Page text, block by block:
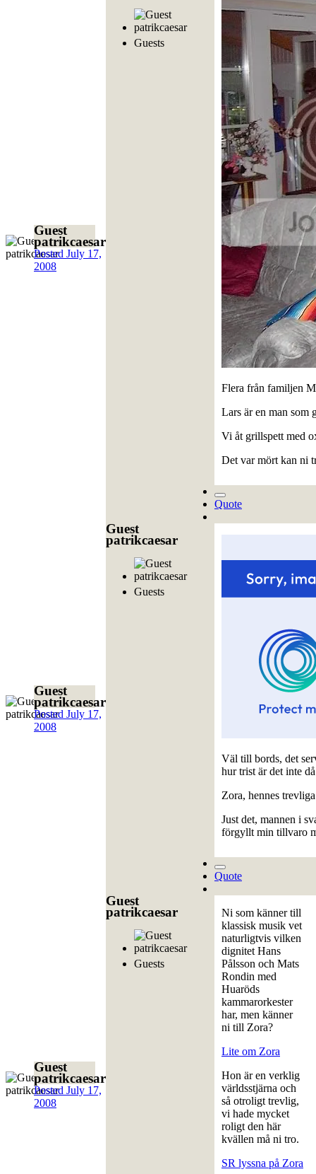
Guest
patrikcaesar
Posted July 17,
2008
Guests
Flera från familjen
Lars är en man som
Vi åt grillspett med
Det var mört kan ni
Quote
Guest
patrikcaesar
Posted July 17,
2008
Guest
patrikcaesar
Guests
Väl till bords, det
hur trist är det inte
Zora, hennes
Just det, mannen i
förgyllt min tillvaro
Quote
Guest
patrikcaesar
Posted July 17,
2008
Guest
patrikcaesar
Guests
Ni som känner till
klassisk musik vet
naturligtvis vilken
dignitet Hans
Pålsson och Mats
Rondin med
Huaröds
kammarorkester
har, men känner
ni till Zora?
Lite om Zora
Hon är en verklig
världsstjärna och
så otroligt trevlig,
vi hade mycket
roligt den här
kvällen må ni tro.
SR lyssna på Zora